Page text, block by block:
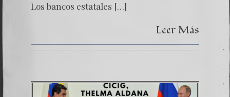
Los bancos estatales […]
Leer Más